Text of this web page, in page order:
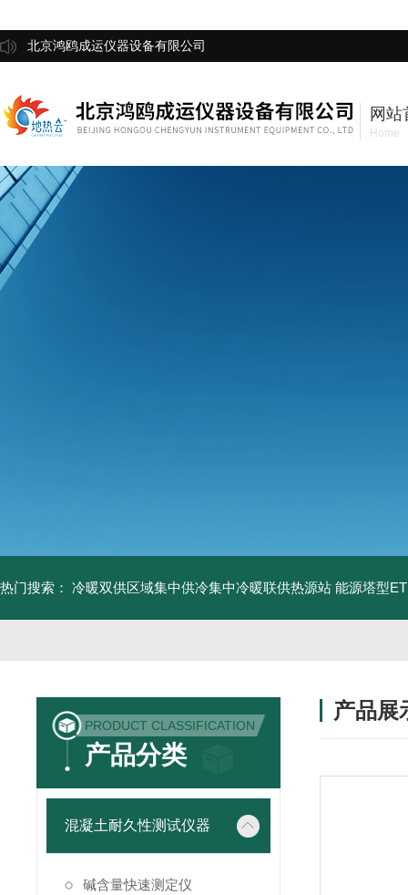
北京鸿鸥成运仪器设备有限公司
网站
Home
热门搜索： 冷暖双供区域集中供冷集中冷暖联供热源站 能源塔型
PRODUCT CLASSIFICATION
产品分类
混凝土耐久性测试仪器
碱含量快速测定仪
产品展